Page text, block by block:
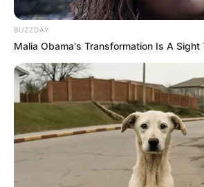
BUZZDAY
Malia Obama's Transformation Is A Sight